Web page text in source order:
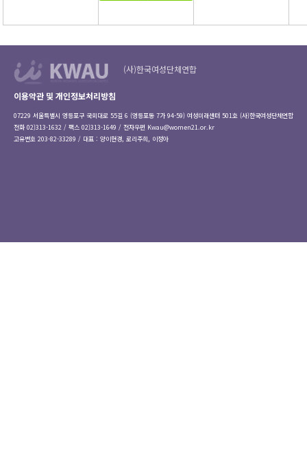
(사)한국여성단체연합
이용약관 및 개인정보처리방침
07229 서울특별시 영등포구 국회대로 55길 6 (영등포동 7가 94-59) 여성미래센터 501호 (사)한국여성단체연합
전화 02)313-1632 / 팩스 02)313-1649 / 전자우편 Kwau@women21.or.kr
고유번호 203-82-33289 / 대표 : 양이현경, 로리주희, 이정아